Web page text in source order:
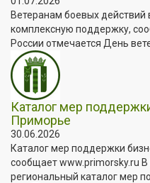
Ветеранам боевых
комплексную поддержку,
России отмечается День
Каталог мер
Приморье
30.06.2026
Каталог мер поддержки
сообщает www.primorsky.ru
региональный каталог мер